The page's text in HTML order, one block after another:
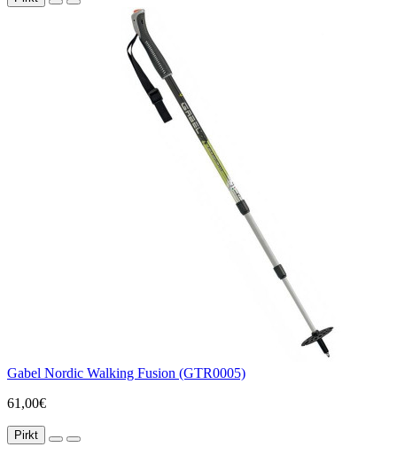
Gabel Nordic Walking Fusion (GTR0005)
61,00€
Pirkt